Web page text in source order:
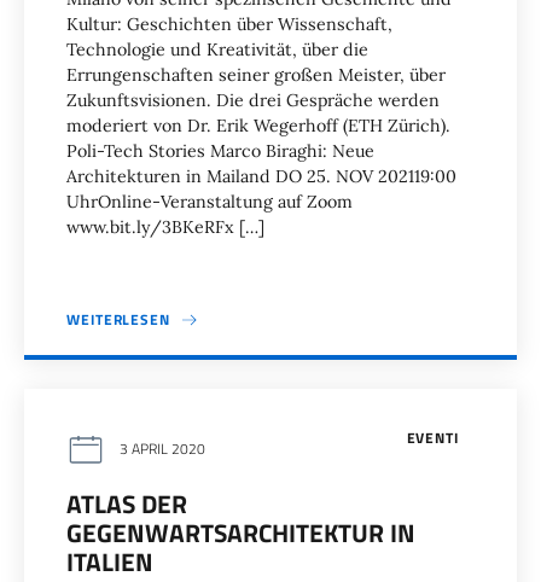
Kultur: Geschichten über Wissenschaft,
Technologie und Kreativität, über die
Errungenschaften seiner großen Meister, über
Zukunftsvisionen. Die drei Gespräche werden
moderiert von Dr. Erik Wegerhoff (ETH Zürich).
Poli-Tech Stories Marco Biraghi: Neue
Architekturen in Mailand DO 25. NOV 202119:00
UhrOnline-Veranstaltung auf Zoom
www.bit.ly/3BKeRFx […]
WEITERLESEN
EVENTI
3 APRIL 2020
ATLAS DER
GEGENWARTSARCHITEKTUR IN
ITALIEN